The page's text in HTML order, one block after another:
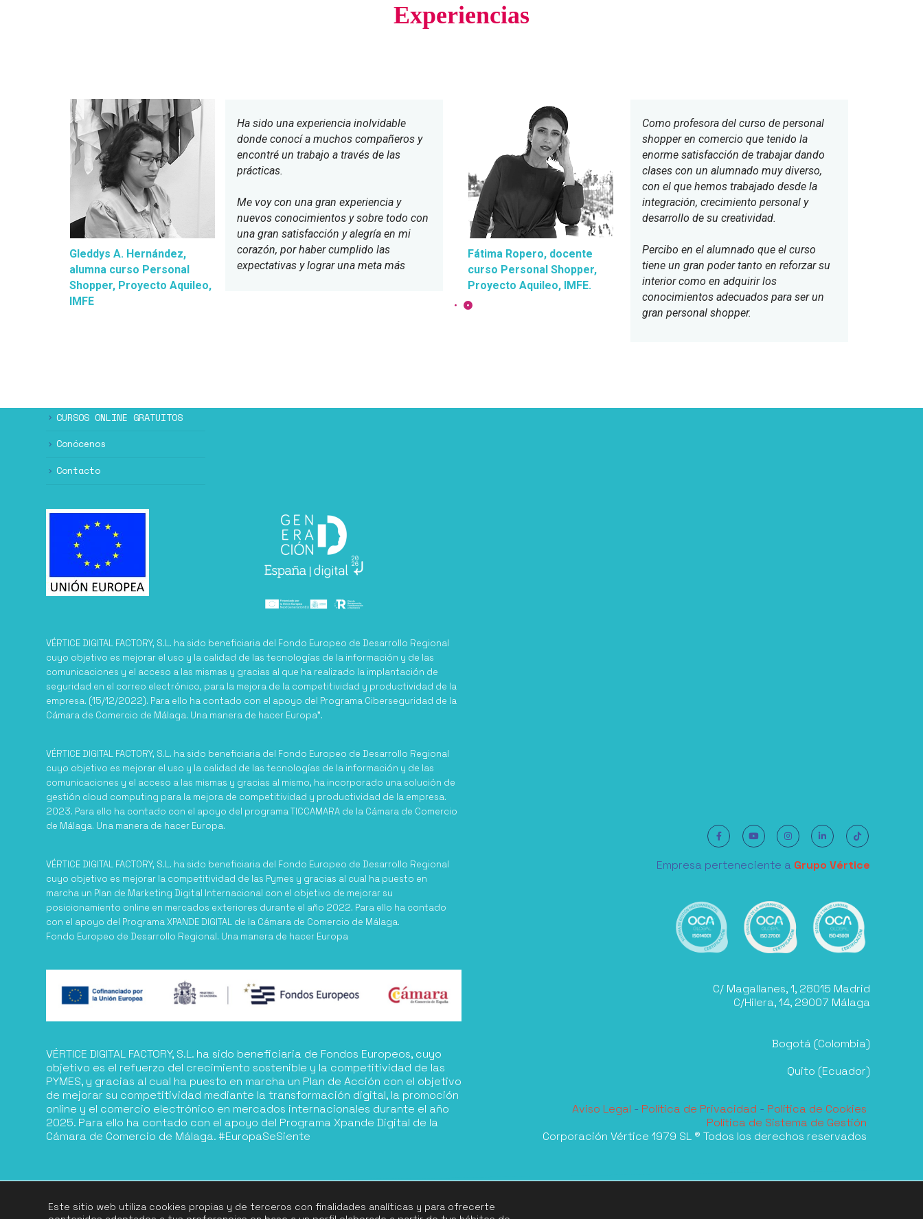
Experiencias
Ha sido una experiencia inolvidable
donde conocí a muchos compañeros y
encontré un trabajo a través de las
prácticas.
Me voy con una gran experiencia y
nuevos conocimientos y sobre todo con
una gran satisfacción y alegría en mi
corazón, por haber cumplido las
expectativas y lograr una meta más
Gleddys A. Hernández,
alumna curso Personal
Shopper, Proyecto Aquileo,
IMFE
Como profesora del curso de personal
shopper en comercio que tenido la
enorme satisfacción de trabajar dando
clases con un alumnado muy diverso,
con el que hemos trabajado desde la
integración, crecimiento personal y
desarrollo de su creatividad.
Percibo en el alumnado que el curso
tiene un gran poder tanto en reforzar su
interior como en adquirir los
conocimientos adecuados para ser un
gran personal shopper.
Fátima Ropero, docente
curso Personal Shopper,
Proyecto Aquileo, IMFE.
CURSOS ONLINE GRATUITOS
Conócenos
Contacto
VÉRTICE DIGITAL FACTORY, S.L. ha sido beneficiaria del Fondo Europeo de Desarrollo Regional
cuyo objetivo es mejorar el uso y la calidad de las tecnologías de la información y de las
comunicaciones y el acceso a las mismas y gracias al que ha realizado la implantación de
seguridad en el correo electrónico, para la mejora de la competitividad y productividad de la
empresa. (15/12/2022). Para ello ha contado con el apoyo del Programa Ciberseguridad de la
Cámara de Comercio de Málaga. Una manera de hacer Europa”.
VÉRTICE DIGITAL FACTORY, S.L. ha sido beneficiaria del Fondo Europeo de Desarrollo Regional
cuyo objetivo es mejorar el uso y la calidad de las tecnologías de la información y de las
comunicaciones y el acceso a las mismas y gracias al mismo, ha incorporado una solución de
gestión cloud computing para la mejora de competitividad y productividad de la empresa.
2023. Para ello ha contado con el apoyo del programa TICCAMARA de la Cámara de Comercio
de Málaga. Una manera de hacer Europa.
VÉRTICE DIGITAL FACTORY, S.L. ha sido beneficiaria del Fondo Europeo de Desarrollo Regional
cuyo objetivo es mejorar la competitividad de las Pymes y gracias al cual ha puesto en
marcha un Plan de Marketing Digital Internacional con el objetivo de mejorar su
posicionamiento online en mercados exteriores durante el año 2022. Para ello ha contado
con el apoyo del Programa XPANDE DIGITAL de la Cámara de Comercio de Málaga.
Fondo Europeo de Desarrollo Regional. Una manera de hacer Europa
VÉRTICE DIGITAL FACTORY, S.L. ha sido beneficiaria de Fondos Europeos, cuyo
objetivo es el refuerzo del crecimiento sostenible y la competitividad de las
PYMES, y gracias al cual ha puesto en marcha un Plan de Acción con el objetivo
de mejorar su competitividad mediante la transformación digital, la promoción
online y el comercio electrónico en mercados internacionales durante el año
2025. Para ello ha contado con el apoyo del Programa Xpande Digital de la
Cámara de Comercio de Málaga. #EuropaSeSiente
Empresa perteneciente a Grupo Vértice
C/ Magallanes, 1, 28015 Madrid
C/Hilera, 14, 29007 Málaga
Bogotá (Colombia)
Quito (Ecuador)
Aviso Legal - Política de Privacidad - Política de Cookies
Política de Sistema de Gestión
Corporación Vértice 1979 SL ® Todos los derechos reservados
Este sitio web utiliza cookies propias y de terceros con finalidades analíticas y para ofrecerte